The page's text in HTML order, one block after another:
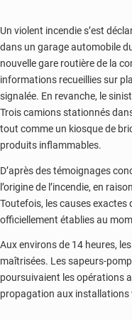
Un violent incendie s’est
dans un garage automobile
nouvelle gare routière de la
informations recueillies sur
signalée. En revanche, le
Trois camions stationnés
tout comme un kiosque de
produits inflammables.
D’après des témoignages
l’origine de l’incendie, en
Toutefois, les causes exactes
officiellement établies au
Aux environs de 14 heures,
maîtrisées. Les sapeurs-
poursuivaient les opérations
propagation aux installations